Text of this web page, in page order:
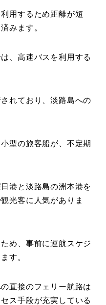
用するため距離が短
みます。
、高速バスを利用する
れており、淡路島への
型の旅客船が、不定期
港と淡路島の洲本港を
光客に人気がありま
め、事前に運航スケジ
す。
直接のフェリー航路は
ス手段が充実している